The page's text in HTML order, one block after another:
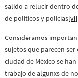
salido a relucir dentro
de políticos y policías[vi].
Consideramos
sujetos que parecen
ciudad de México se
trabajo de algunxs de